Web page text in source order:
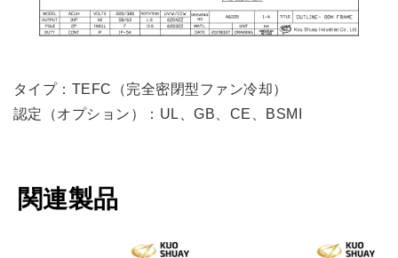
タイプ：TEFC（完全密閉型ファン冷却）
認定（オプション）：UL、GB、CE、BSMI
関連製品